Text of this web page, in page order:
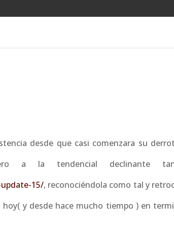
desde que casi comenzara su
la tendencial declinante
15/, reconociéndola como tal y
y desde hace mucho tiempo ) en